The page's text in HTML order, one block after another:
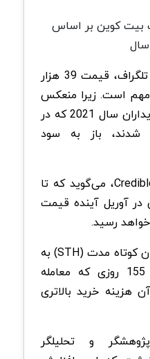
بیت کوین بر اساس
سال
در پی تایید گزارش کوین تلگراف، قیمت 39 هزار
است. زیرا منعکس
کننده قیمتی است که خریداران سال 2021 که در
شدند، باز به سود
تحلیلگر محبوب Credible Crypto، می‌گوید که تا
آوریل آینده قیمت
همچنین سکه‌های دارندگان کوتاه مدت (STH) به
عرضه فراتری نسبت به 155 روزی که معامله
خرید بالاتری
و تحلیلگر